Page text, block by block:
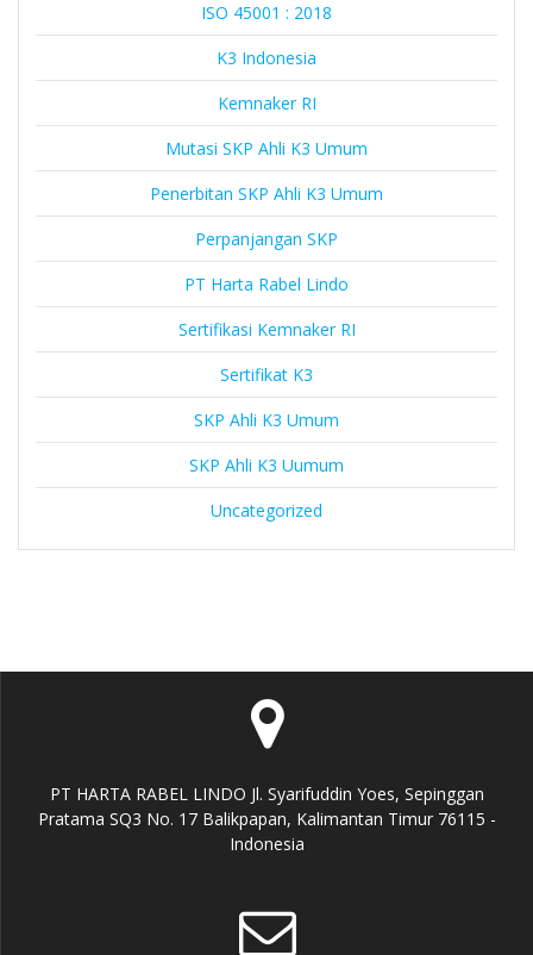
ISO 45001 : 2018
K3 Indonesia
Kemnaker RI
Mutasi SKP Ahli K3 Umum
Penerbitan SKP Ahli K3 Umum
Perpanjangan SKP
PT Harta Rabel Lindo
Sertifikasi Kemnaker RI
Sertifikat K3
SKP Ahli K3 Umum
SKP Ahli K3 Uumum
Uncategorized
PT HARTA RABEL LINDO Jl. Syarifuddin Yoes, Sepinggan
Pratama SQ3 No. 17 Balikpapan, Kalimantan Timur 76115 -
Indonesia